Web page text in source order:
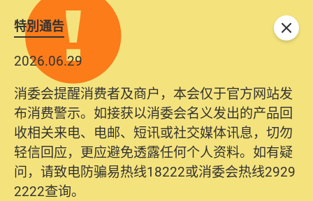
特別通告
2026.06.29
消委会提醒消费者及商户，本会仅于官方网站发
布消费警示。如接获以消委会名义发出的产品回
收相关来电、电邮、短讯或社交媒体讯息，切勿
轻信回应，更应避免透露任何个人资料。如有疑
问，请致电防骗易热线18222或消委会热线2929
2222查询。
关闭